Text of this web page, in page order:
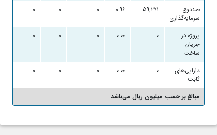
صندوق
سرمایه‌گذاری
۵۹,۲۷۱ ۰.۹۶ ۰ ۰ ۰
پروژه در
جریان
ساخت
۰ ۰.۰۰ ۰ ۰ ۰
دارایی‌های
ثابت
۰ ۰.۰۰ ۰ ۰ ۰
مبالغ بر حسب میلیون ریال می‌باشد